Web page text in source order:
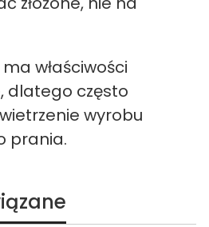
właściwości
dlatego często
wyrobu
prania.